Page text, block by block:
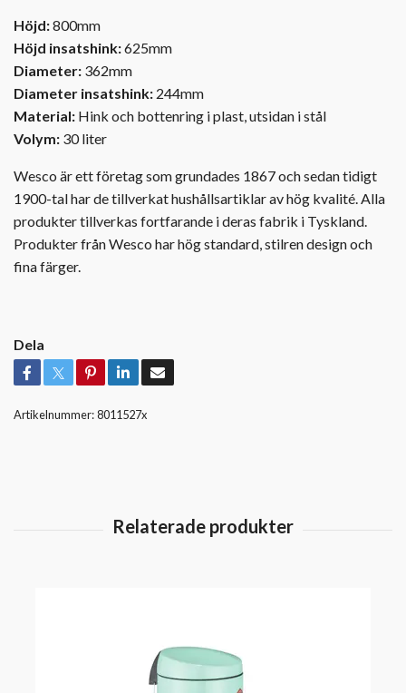
Höjd:800mm
Höjd insatshink:625mm
Diameter: 362mm
Diameter insatshink: 244mm
Material: Hink och bottenring i plast, utsidan i stål
Volym: 30 liter
Wesco är ett företag som grundades 1867 och sedan tidigt
1900-tal har de tillverkat hushållsartiklar av hög kvalité. Alla
produkter tillverkas fortfarande i deras fabrik i Tyskland.
Produkter från Wesco har hög standard, stilren design och
fina färger.
Dela
Artikelnummer:8011527x